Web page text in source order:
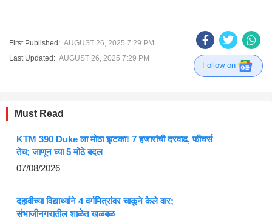
First Published: AUGUST 26, 2025 7:29 PM
Last Updated: AUGUST 26, 2025 7:29 PM
Follow on
Must Read
KTM 390 Duke ला मोठा झटका! 7 हजारांची दरवाढ, फीचर्स
तेच; जाणून घ्या 5 मोठे बदल
07/08/2026
दहावीच्या विद्यार्थ्याने 4 वर्गमित्रांवर चाकूने केले वार;
संभाजीनगरातील शाळेत खळबळ